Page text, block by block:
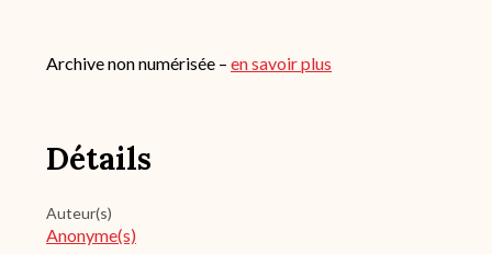
Archive non numérisée – en savoir plus
Détails
Auteur(s)
Anonyme(s)